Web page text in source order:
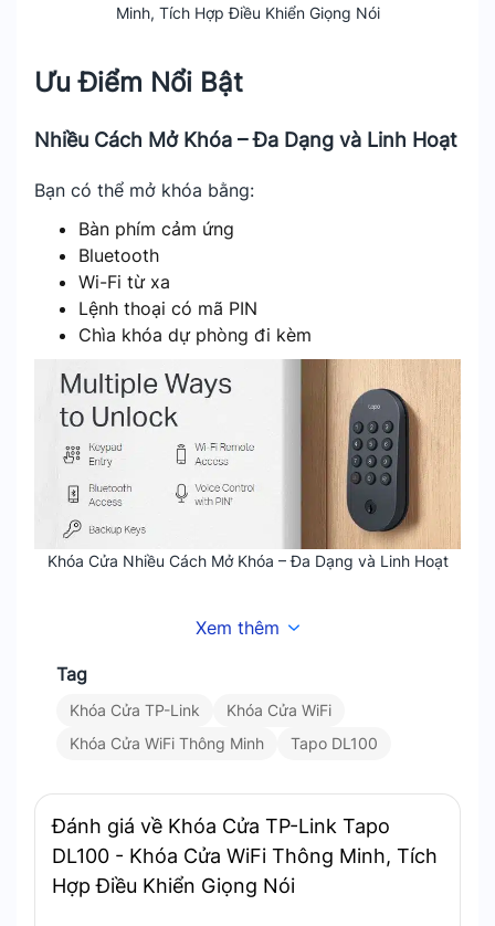
Minh, Tích Hợp Điều Khiển Giọng Nói
Ưu Điểm Nổi Bật
Nhiều Cách Mở Khóa – Đa Dạng và Linh Hoạt
Bạn có thể mở khóa bằng:
Bàn phím cảm ứng
Bluetooth
Wi-Fi từ xa
Lệnh thoại có mã PIN
Chìa khóa dự phòng đi kèm
Khóa Cửa Nhiều Cách Mở Khóa – Đa Dạng và Linh Hoạt
Bàn Phím Không Chìa – Dễ Dàng và Bảo Mật
Hỗ trợ tối đa 200 mã PIN. Bàn phím cảm ứng có
đèn nền giúp thao tác vào ban đêm. Tùy chọn che
mã bằng số ngẫu nhiên giúp tránh lộ mật khẩu.
Xem thêm
Tag
Khóa Cửa TP-Link
Khóa Cửa WiFi
Khóa Cửa WiFi Thông Minh
Tapo DL100
Đánh giá về Khóa Cửa TP-Link Tapo
DL100 - Khóa Cửa WiFi Thông Minh, Tích
Hợp Điều Khiển Giọng Nói